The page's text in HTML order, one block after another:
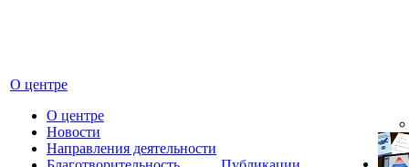
О центре
О центре
Новости
Направления деятельности